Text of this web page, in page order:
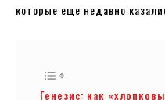
которые еще недавно
Генезис: как